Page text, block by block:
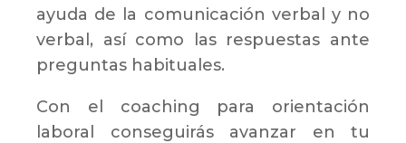
ayuda de la comunicación verbal y no
verbal, así como las respuestas ante
preguntas habituales.
Con el coaching para orientación
laboral conseguirás avanzar en tu